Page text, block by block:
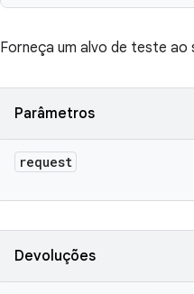
Forneça um alvo de teste ao
Parâmetros
request
Devoluções